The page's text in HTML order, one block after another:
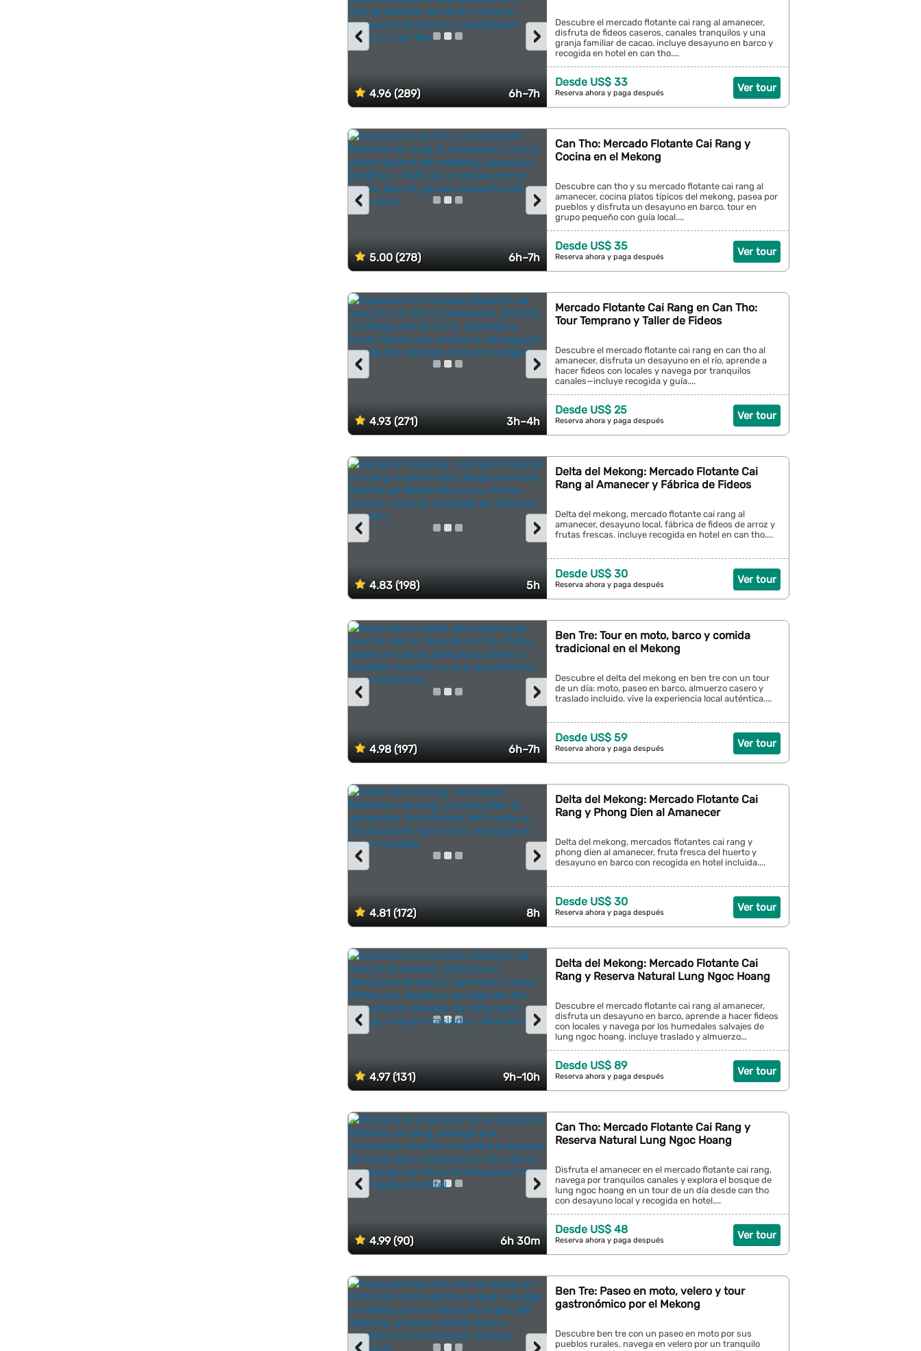
4.96 (289) 6h–7h
›
‹
Descubre el mercado flotante cai rang al amanecer,
disfruta de fideos caseros, canales tranquilos y una
granja familiar de cacao. incluye desayuno en barco y
recogida en hotel en can tho....
Ver tour
Desde US$ 33
Reserva ahora y paga después
5.00 (278) 6h–7h
›
‹
Can Tho: Mercado Flotante Cai Rang y
Cocina en el Mekong
Descubre can tho y su mercado flotante cai rang al
amanecer, cocina platos típicos del mekong, pasea por
pueblos y disfruta un desayuno en barco. tour en
grupo pequeño con guía local....
Ver tour
Desde US$ 35
Reserva ahora y paga después
4.93 (271) 3h–4h
›
‹
Mercado Flotante Cai Rang en Can Tho:
Tour Temprano y Taller de Fideos
Descubre el mercado flotante cai rang en can tho al
amanecer, disfruta un desayuno en el río, aprende a
hacer fideos con locales y navega por tranquilos
canales—incluye recogida y guía....
Ver tour
Desde US$ 25
Reserva ahora y paga después
4.83 (198) 5h
›
‹
Delta del Mekong: Mercado Flotante Cai
Rang al Amanecer y Fábrica de Fideos
Delta del mekong, mercado flotante cai rang al
amanecer, desayuno local, fábrica de fideos de arroz y
frutas frescas. incluye recogida en hotel en can tho....
Ver tour
Desde US$ 30
Reserva ahora y paga después
4.98 (197) 6h–7h
›
‹
Ben Tre: Tour en moto, barco y comida
tradicional en el Mekong
Descubre el delta del mekong en ben tre con un tour
de un día: moto, paseo en barco, almuerzo casero y
traslado incluido. vive la experiencia local auténtica....
Ver tour
Desde US$ 59
Reserva ahora y paga después
4.81 (172) 8h
›
‹
Delta del Mekong: Mercado Flotante Cai
Rang y Phong Dien al Amanecer
Delta del mekong, mercados flotantes cai rang y
phong dien al amanecer, fruta fresca del huerto y
desayuno en barco con recogida en hotel incluida....
Ver tour
Desde US$ 30
Reserva ahora y paga después
4.97 (131) 9h–10h
›
‹
Delta del Mekong: Mercado Flotante Cai
Rang y Reserva Natural Lung Ngoc Hoang
Descubre el mercado flotante cai rang al amanecer,
disfruta un desayuno en barco, aprende a hacer fideos
con locales y navega por los humedales salvajes de
lung ngoc hoang. incluye traslado y almuerzo...
Ver tour
Desde US$ 89
Reserva ahora y paga después
4.99 (90) 6h 30m
›
‹
Can Tho: Mercado Flotante Cai Rang y
Reserva Natural Lung Ngoc Hoang
Disfruta el amanecer en el mercado flotante cai rang,
navega por tranquilos canales y explora el bosque de
lung ngoc hoang en un tour de un día desde can tho
con desayuno local y recogida en hotel....
Ver tour
Desde US$ 48
Reserva ahora y paga después
Ben Tre: Paseo en moto, velero y tour
gastronómico por el Mekong
Descubre ben tre con un paseo en moto por sus
pueblos rurales, navega en velero por un tranquilo